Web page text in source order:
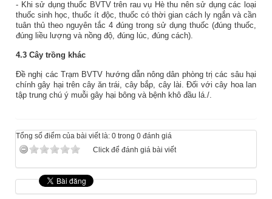
- Khi sử dụng thuốc BVTV trên rau vụ Hè thu nên sử dụng các loại
thuốc sinh học, thuốc ít độc, thuốc có thời gian cách ly ngắn và cần
tuân thủ theo nguyên tắc 4 đúng trong sử dụng thuốc (đúng thuốc,
đúng liều lượng và nồng độ, đúng lúc, đúng cách).
4.3 Cây trồng khác
Đề nghị các Trạm BVTV hướng dẫn nông dân phòng trị các sâu hại
chính gây hại trên cây ăn trái, cây bắp, cây lài. Đối với cây hoa lan
tập trung chú ý muỗi gây hại bông và bệnh khô đầu lá./.
Tổng số điểm của bài viết là: 0 trong 0 đánh giá
Click để đánh giá bài viết